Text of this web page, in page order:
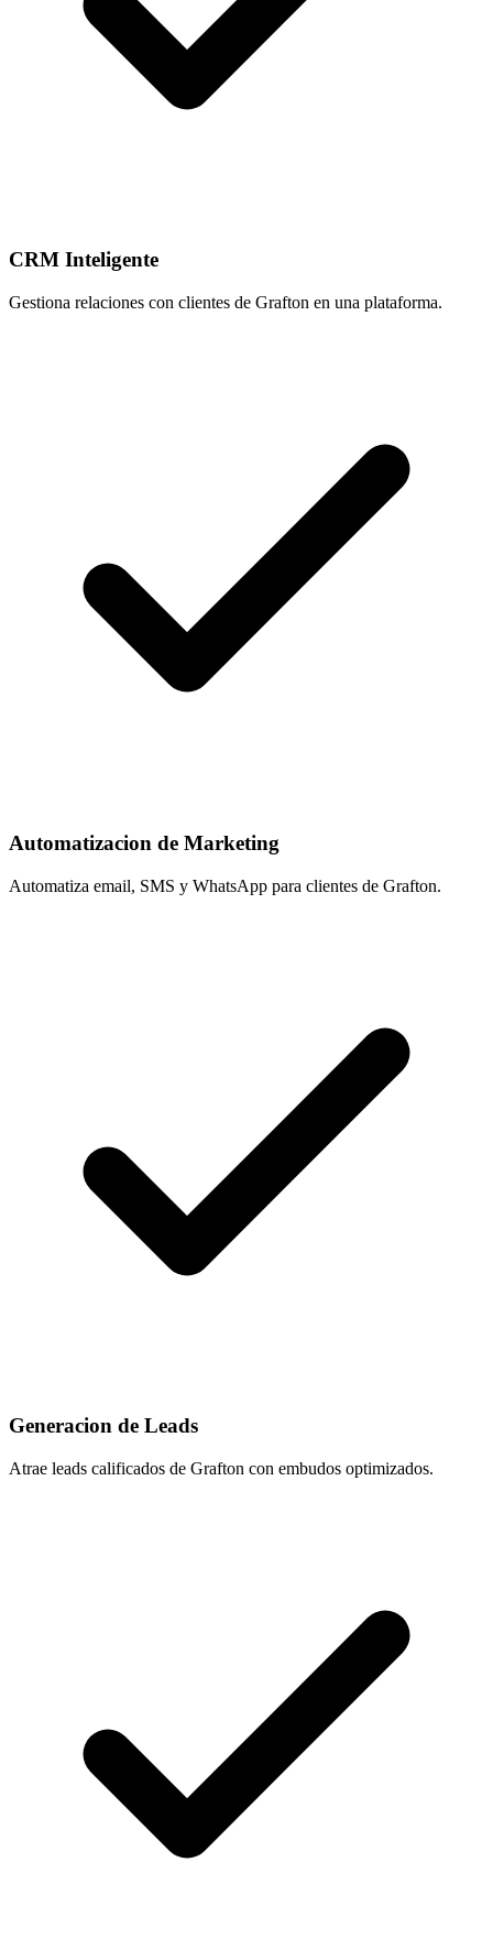
CRM Inteligente
Gestiona relaciones con clientes de Grafton en una plataforma.
Automatizacion de Marketing
Automatiza email, SMS y WhatsApp para clientes de Grafton.
Generacion de Leads
Atrae leads calificados de Grafton con embudos optimizados.